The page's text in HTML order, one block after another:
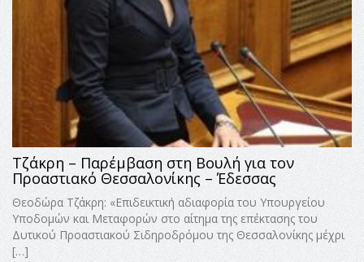
Τζάκρη – Παρέμβαση στη Βουλή για τον
Προαστιακό Θεσσαλονίκης – Έδεσσας
Θεοδώρα Τζάκρη: «Επιδεικτική αδιαφορία του Υπουργείου
Υποδομών και Μεταφορών στο αίτημα της επέκτασης του
Δυτικού Προαστιακού Σιδηροδρόμου της Θεσσαλονίκης μέχρι
[…]